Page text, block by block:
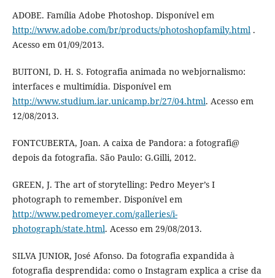
ADOBE. Família Adobe Photoshop. Disponível em
http://www.adobe.com/br/products/photoshopfamily.html.
Acesso em 01/09/2013.
BUITONI, D. H. S. Fotografia animada no webjornalismo:
interfaces e multimídia. Disponível em
http://www.studium.iar.unicamp.br/27/04.html. Acesso em
12/08/2013.
FONTCUBERTA, Joan. A caixa de Pandora: a fotografi@
depois da fotografia. São Paulo: G.Gilli, 2012.
GREEN, J. The art of storytelling: Pedro Meyer’s I
photograph to remember. Disponível em
http://www.pedromeyer.com/galleries/i-
photograph/state.html. Acesso em 29/08/2013.
SILVA JUNIOR, José Afonso. Da fotografia expandida à
fotografia desprendida: como o Instagram explica a crise da